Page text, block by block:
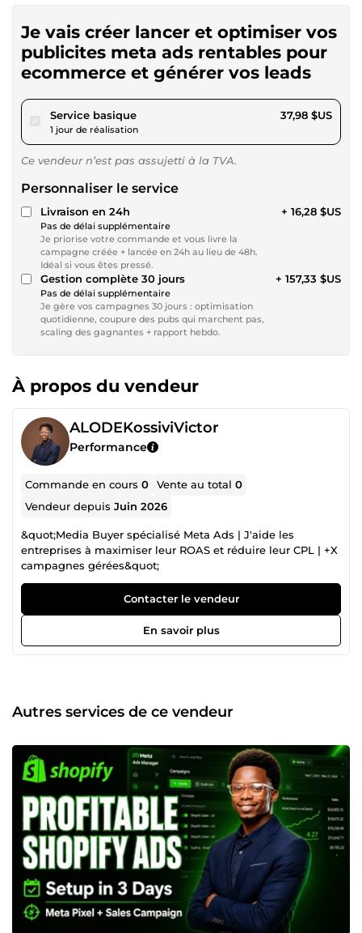
Je vais créer lancer et optimiser vos
publicites meta ads rentables pour
ecommerce et générer vos leads
Service basiquepour 35,00 $US
1 jour de réalisation
37,98 $US
Ce vendeur n’est pas assujetti à la TVA.
Personnaliser le service
Livraison en 24h
Pas de délai supplémentaire
Je priorise votre commande et vous livre la
campagne créée + lancée en 24h au lieu de 48h.
Idéal si vous êtes pressé.
+ 16,28 $US
Gestion complète 30 jours
Pas de délai supplémentaire
Je gère vos campagnes 30 jours : optimisation
quotidienne, coupure des pubs qui marchent pas,
scaling des gagnantes + rapport hebdo.
+ 157,33 $US
À propos du vendeur
ALODEKossiviVictor
Performance
Commande en cours0 Vente au total0
Vendeur depuisJuin 2026
&quot;Media Buyer spécialisé Meta Ads | J'aide les
entreprises à maximiser leur ROAS et réduire leur CPL | +X
campagnes gérées&quot;
Contacter le vendeur
En savoir plus
Autres services de ce vendeur